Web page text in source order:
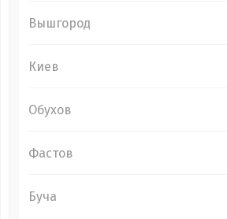
Вышгород
Киев
Обухов
Фастов
Буча